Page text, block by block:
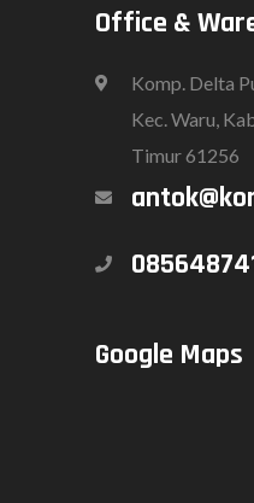
Office &
Komp. Delta
Kec. Waru,
Timur 61256
Google Maps